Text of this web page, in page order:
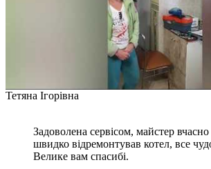
Тетяна Ігорівна
Задоволена сервісом, майстер вчасно
швидко відремонтував котел, все
Велике вам спасибі.